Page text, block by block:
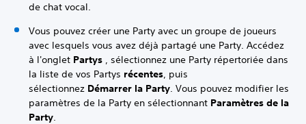
de chat vocal.
Vous pouvez créer une Party avec un groupe de joueurs
avec lesquels vous avez déjà partagé une Party. Accédez
à l'onglet Partys , sélectionnez une Party répertoriée dans
la liste de vos Partys récentes, puis
sélectionnez Démarrer la Party. Vous pouvez modifier les
paramètres de la Party en sélectionnant Paramètres de la
Party.